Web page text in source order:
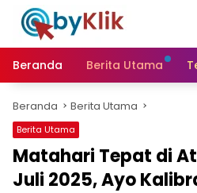
Langsung
konten
Beranda
Berita Utama
Beranda Berita Utama
Berita Utama
Matahari Tepat di
Juli 2025, Ayo